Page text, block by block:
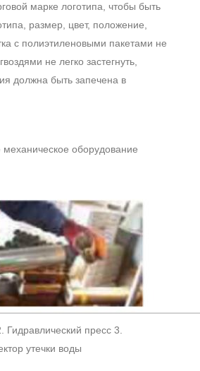
марке логотипа, чтобы быть
размер, цвет, положение,
с полиэтиленовыми пакетами не
не легко застегнуть,
должна быть запечена в
механическое оборудование
Гидравлический пресс 3.
утечки воды